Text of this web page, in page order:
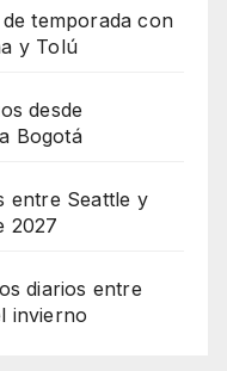
temporada con
y Tolú
desde
Bogotá
entre Seattle y
2027
diarios entre
invierno